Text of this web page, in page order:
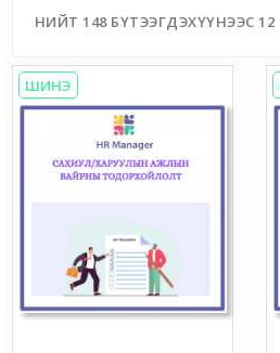
НИЙТ 148 БҮТЭЭГДЭХҮҮНЭЭС 12
ШИНЭ